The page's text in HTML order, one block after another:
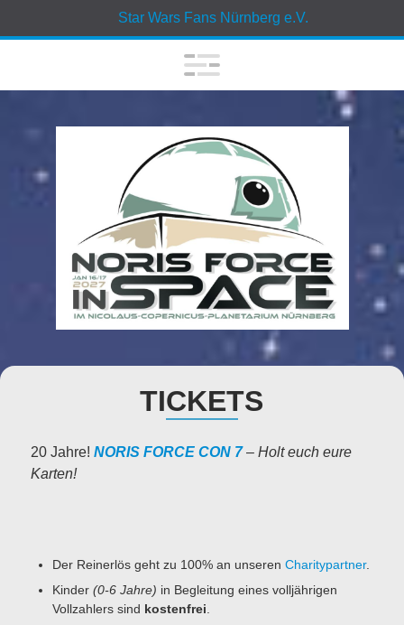
Star Wars Fans Nürnberg e.V.
TICKETS
20 Jahre! NORIS FORCE CON 7– Holt euch eure
Karten!
Der Reinerlös geht zu 100% an unseren Charitypartner.
Kinder (0-6 Jahre) in Begleitung eines volljährigen
Vollzahlers sind kostenfrei